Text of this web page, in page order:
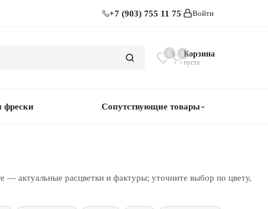
+7 (903) 755 11 75 Войти
0 0Корзина
пуста
фрески Сопутствующие товары
— актуальные расцветки и фактуры; уточните выбор по цвету,